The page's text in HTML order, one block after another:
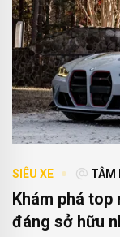
SIÊU XE TÂM
Khám phá top